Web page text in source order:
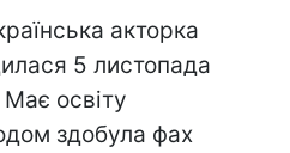
акторка
5 листопада
освіту
здобула фах